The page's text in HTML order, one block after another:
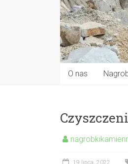
O nas
19 lipca, 2022